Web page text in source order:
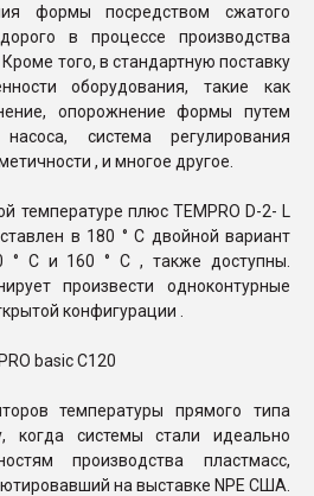
формы посредством сжатого
в процессе производства
того, в стандартную поставку
оборудования, такие как
опорожнение формы путем
система регулирования
, и многое другое.
температуре плюс TEMPRO D-2- L
в 180 ° С двойной вариант
° C и 160 ° C , также доступны.
произвести одноконтурные
конфигурации .
basic C120
температуры прямого типа
когда системы стали идеально
производства пластмасс,
на выставке NPE США.